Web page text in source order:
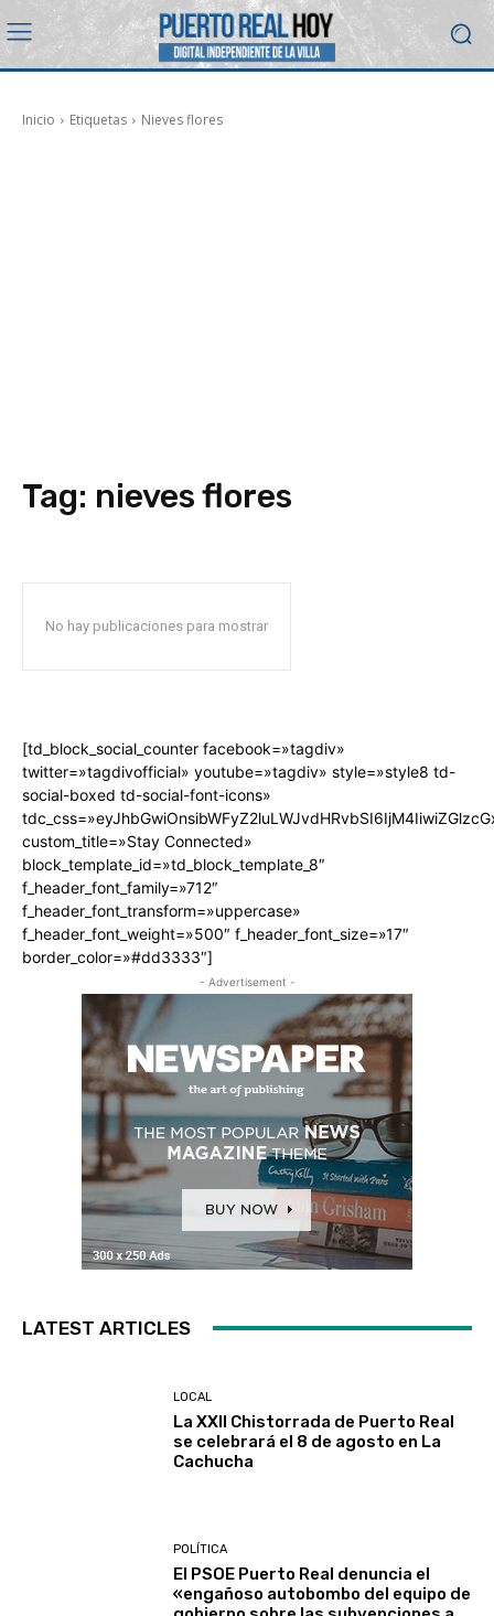
Inicio Etiquetas Nieves flores
Tag: nieves flores
No hay publicaciones para mostrar
[td_block_social_counter facebook=»tagdiv»
twitter=»tagdivofficial» youtube=»tagdiv» style=»style8 td-
social-boxed td-social-font-icons»
custom_title=»Stay Connected»
block_template_id=»td_block_template_8″
f_header_font_family=»712″
f_header_font_transform=»uppercase»
f_header_font_weight=»500″ f_header_font_size=»17″
border_color=»#dd3333″]
- Advertisement -
LATEST ARTICLES
LOCAL
La XXII Chistorrada de Puerto Real
se celebrará el 8 de agosto en La
Cachucha
POLÍTICA
El PSOE Puerto Real denuncia el
«engañoso autobombo del equipo de